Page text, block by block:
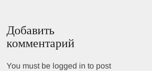
Добавить
комментарий
You must be logged in to post